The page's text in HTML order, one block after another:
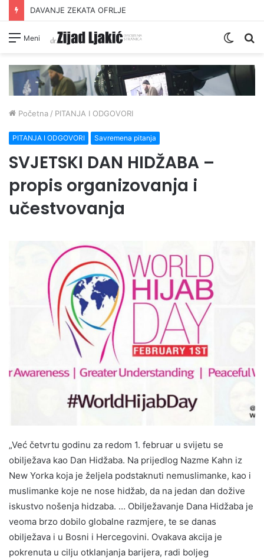
INTIMNI ODNOS JE OPSKRBA
Meni
Switch
Početna / PITANJA I ODGOVORI
PITANJA I ODGOVORI Savremena pitanja
SVJETSKI DAN HIDŽABA –
propis organizovanja i
učestvovanja
„Već četvrtu godinu za redom 1. februar u svijetu se
obilježava kao Dan Hidžaba. Na prijedlog Nazme Kahn iz
New Yorka koja je željela podstaknuti nemuslimanke, kao i
muslimanke koje ne nose hidžab, da na jedan dan dožive
iskustvo nošenja hidzaba. … Obilježavanje Dana Hidžaba je
veoma brzo dobilo globalne razmjere, te se danas
obilježava i u Bosni i Hercegovini. Ovakava akcija je
pokrenuta u cilju otklanjanja barijera, radi boljeg